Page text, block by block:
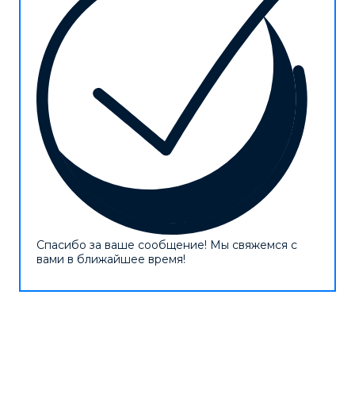
Спасибо за ваше сообщение! Мы свяжемся с
вами в ближайшее время!